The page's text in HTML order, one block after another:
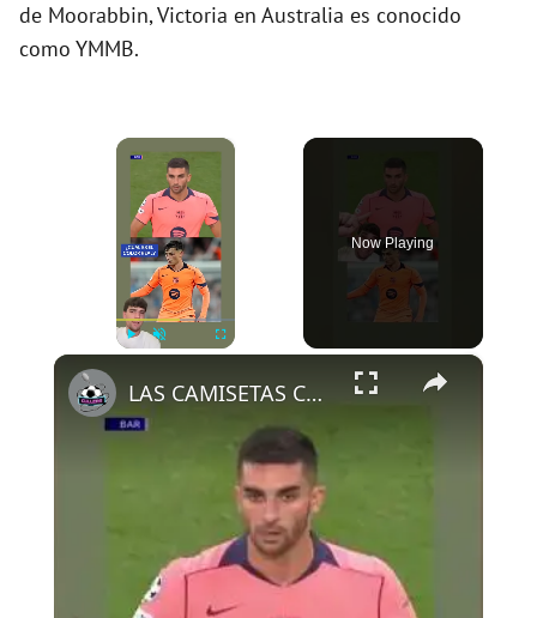
de Moorabbin, Victoria en Australia es conocido
como YMMB.
×
Now Playing
×
LAS CAMISETAS CAMBIAN DE COLOR